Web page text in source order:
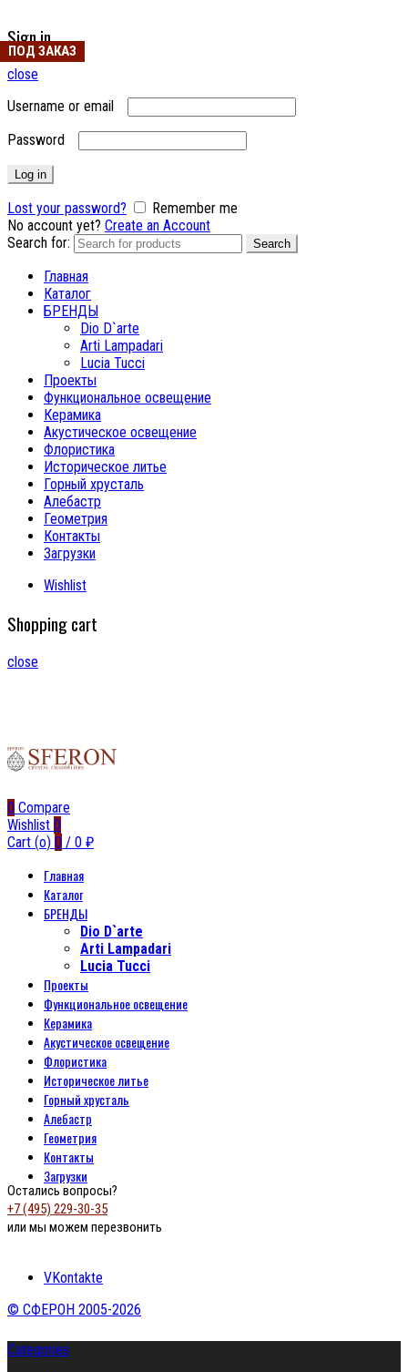
Sign in
close
Username or email
Password
Log in
Lost your password?
Remember me
No account yet? Create an Account
Search for:
Search
Главная
Каталог
БРЕНДЫ
Dio D`arte
Arti Lampadari
Lucia Tucci
Проекты
Функциональное освещение
Керамика
Акустическое освещение
Флористика
Историческое литье
Горный хрусталь
Алебастр
Геометрия
Контакты
Загрузки
Wishlist
Shopping cart
close
0 Compare
Wishlist 0
Cart (o) 0 / 0 ₽
Главная
Каталог
БРЕНДЫ
Dio D`arte
Arti Lampadari
Lucia Tucci
Проекты
Функциональное освещение
Керамика
Акустическое освещение
Флористика
Историческое литье
Горный хрусталь
Алебастр
Геометрия
Контакты
Загрузки
Остались вопросы?
+7 (495) 229-30-35
или мы можем перезвонить
VKontakte
© СФЕРОН 2005-2026
Categories
ПОД ЗАКАЗ
ПОД ЗАКАЗ
ПОД ЗАКАЗ
ПОД ЗАКАЗ
ПОД ЗАКАЗ
ПОД ЗАКАЗ
ПОД ЗАКАЗ
ПОД ЗАКАЗ
ПОД ЗАКАЗ
ПОД ЗАКАЗ
ПОД ЗАКАЗ
ПОД ЗАКАЗ
ПОД ЗАКАЗ